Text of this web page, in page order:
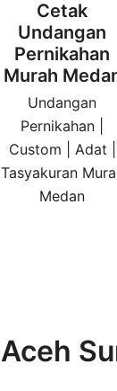
Cetak
Undangan
Pernikahan
Murah
Undangan
Pernikahan |
Custom | Adat |
Tasyakuran
Medan
Aceh